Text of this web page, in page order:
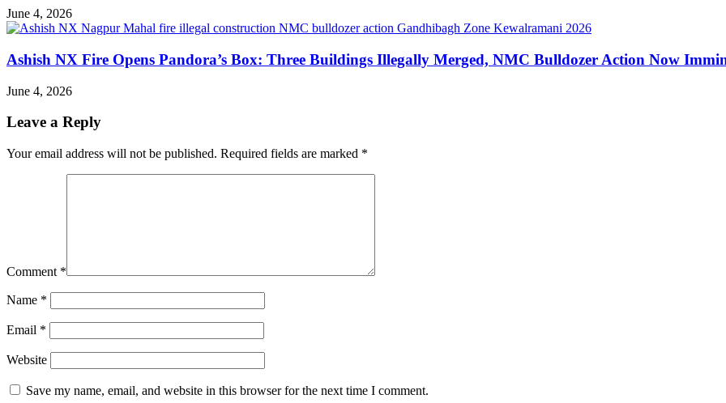
June 4, 2026
Ashish NX Fire Opens Pandora’s Box: Three Buildings Illegally Merged, NMC Bulldozer Action Now
June 4, 2026
Leave a Reply
Your email address will not be published. Required fields are marked *
Comment *
Name *
Email *
Website
Save my name, email, and website in this browser for the next time I comment.